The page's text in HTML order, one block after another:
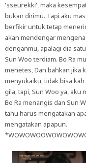
'sseurekki', maka
bukan dirimu. Tapi aku
berfikir untuk tetap
akan mendengar
denganmu, apalagi dia
Sun Woo terdiam. Bo Ra
menetes, Dan bahkan jika
menyukaiku, tidak bisa
gila, tapi, Sun Woo ya, aku
Bo Ra menangis dan Sun
tahu harus mengatakan
mengatakan apapun.